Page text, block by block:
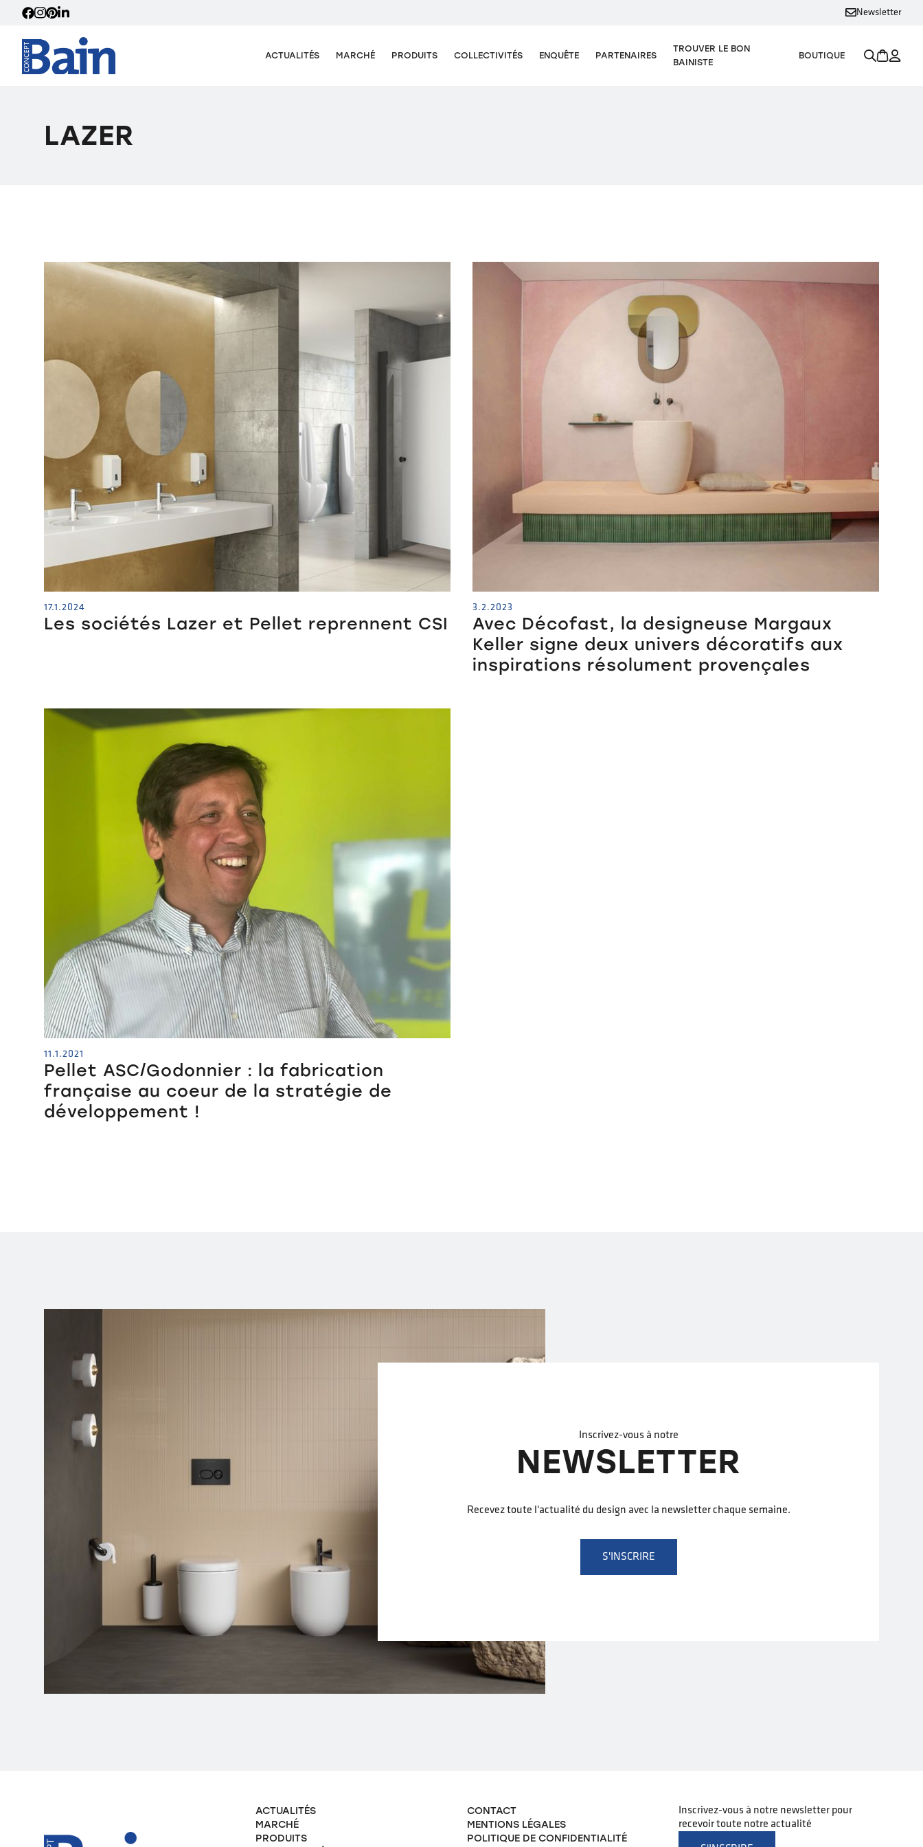
Newsletter
ACTUALITÉS MARCHÉ PRODUITS COLLECTIVITÉS ENQUÊTE PARTENAIRES
TROUVER LE BON
BAINISTE
BOUTIQUE
LAZER
17.1.2024
Les sociétés Lazer et Pellet reprennent CSI
3.2.2023
Avec Décofast, la designeuse Margaux
Keller signe deux univers décoratifs aux
inspirations résolument provençales
11.1.2021
Pellet ASC/Godonnier : la fabrication
française au coeur de la stratégie de
développement !
Inscrivez-vous à notre
NEWSLETTER
Recevez toute l'actualité du design avec la newsletter chaque semaine.
S'INSCRIRE
ACTUALITÉS
MARCHÉ
PRODUITS
CONTACT
MENTIONS LÉGALES
POLITIQUE DE CONFIDENTIALITÉ
Inscrivez-vous à notre newsletter pour
recevoir toute notre actualité